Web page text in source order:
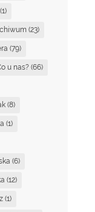
(23)
(79)
u nas?(66)
(8)
(1)
(6)
(12)
(1)